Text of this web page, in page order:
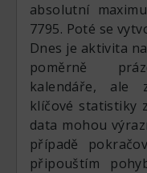
absolutní
7795. Poté se
Dnes je aktivita
poměrně
kalendáře, ale
klíčové statistiky
data mohou
případě
připouštím